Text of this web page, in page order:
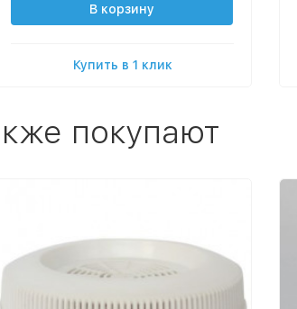
В корзину
Купить в 1 клик
покупают